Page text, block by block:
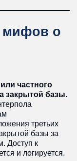
мифов о
частного
закрытой базы.
третьих
базы за
Доступ к
и логируется.